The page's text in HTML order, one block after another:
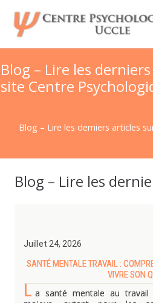
Blog – Lire les
site Centre
Blog – Lire les derniers articles
Blog – Lire les
Juillet 24, 2026
SANTÉ MENTALE TRAVAIL :
VIVRE SON
L a santé mentale au